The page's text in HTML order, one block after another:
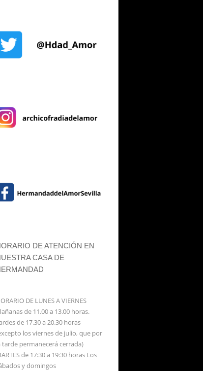
DE ATENCIÓN EN
CASA DE
DE LUNES A VIERNES
de 11.00 a 13.00 horas.
de 17.30 a 20.30 horas
los viernes de julio, que por
tarde permanecerá cerrada)
de 17:30 a 19:30 horas Los
y domingos